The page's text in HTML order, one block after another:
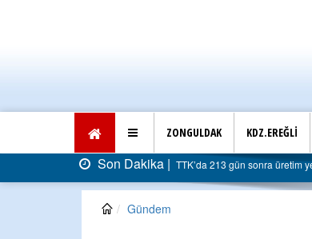
ZONGULDAK KDZ.EREĞLİ
Son Dakika | TTK’da 213 gün sonra üretim
Gündem